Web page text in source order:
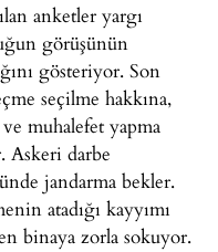
anketler yargı
görüşünün
gösteriyor. Son
seçilme hakkına,
ve muhalefet yapma
Askeri darbe
jandarma bekler.
atadığı kayyımı
binaya zorla sokuyor.